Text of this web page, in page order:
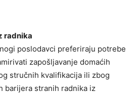
radnika
poslodavci preferiraju potrebe
​​zapošljavanje domaćih
stručnih kvalifikacija ili zbog
barijera stranih radnika iz